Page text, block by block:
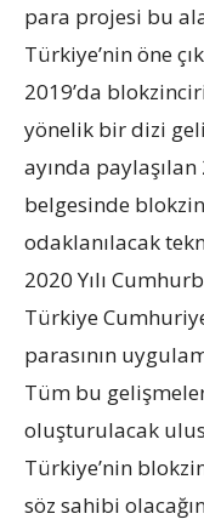
para projesi bu
Türkiye’nin öne
2019’da
yönelik bir dizi
ayında
belgesinde
odaklanılacak
2020 Yılı
Türkiye
parasının
Tüm bu
oluşturulacak
Türkiye’nin
söz sahibi